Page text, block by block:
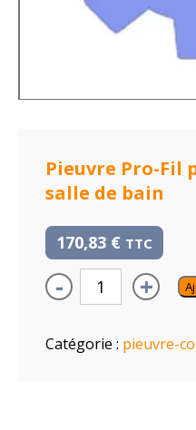
Pieuvre Pro-Fil
salle de bain
170,83 € TTC
- +
Catégorie : pieuvre-